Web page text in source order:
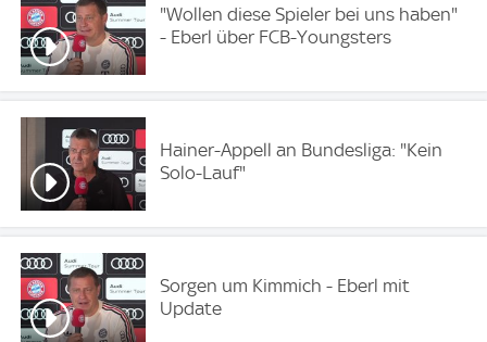
"Wollen diese Spieler bei uns haben"
- Eberl über FCB-Youngsters
Hainer-Appell an Bundesliga: "Kein
Solo-Lauf"
Sorgen um Kimmich - Eberl mit
Update